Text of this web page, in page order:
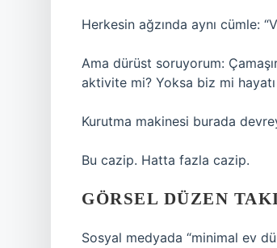
Herkesin ağzında aynı cümle:
Ama dürüst soruyorum:
aktivite mi? Yoksa biz mi hayatı
Kurutma makinesi burada
Bu cazip. Hatta fazla cazip.
GÖRSEL DÜZEN
Sosyal medyada “minimal ev